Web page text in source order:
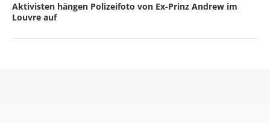
Aktivisten hängen Polizeifoto von Ex-Prinz Andrew im
Louvre auf